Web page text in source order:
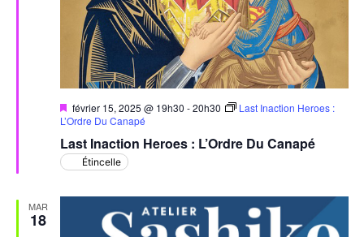
Last Inaction Heroes : L’Ordre Du Canapé
Mis
en
février 15, 2025 @ 19h30 -20h30
Last Inaction Heroes :
L’Ordre Du Canapé
Étincelle
MAR
18